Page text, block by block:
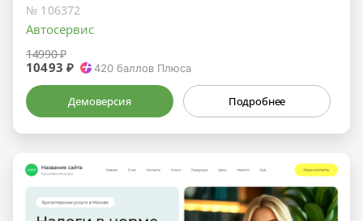
№ 106372
Автосервис
14990 ₽
10493 ₽ 420 баллов Плюса
Демоверсия Подробнее